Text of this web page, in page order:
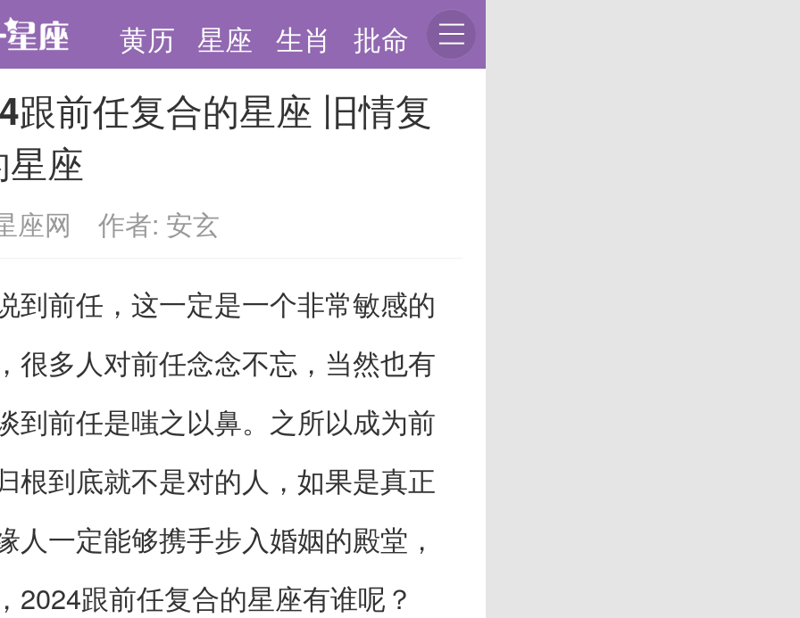
黄历 星座 生肖 批命
跟前任复合的星座 旧情复
座
座网 作者: 安玄
前任，这一定是一个非常敏感的
很多人对前任念念不忘，当然也有
到前任是嗤之以鼻。之所以成为前
根到底就不是对的人，如果是真正
人一定能够携手步入婚姻的殿堂，
2024跟前任复合的星座有谁呢？